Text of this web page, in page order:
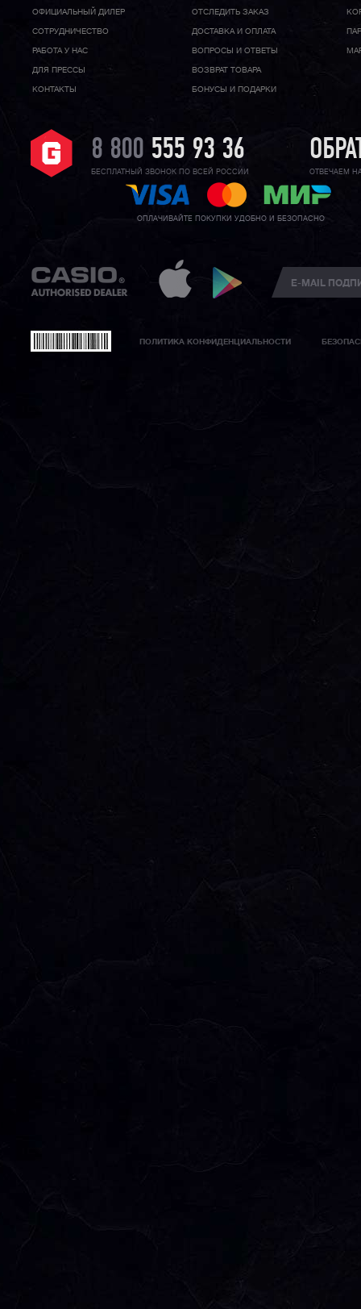
ОФИЦИАЛЬНЫЙ ДИЛЕР
CОТРУДНИЧЕСТВО
РАБОТА У НАС
ДЛЯ ПРЕССЫ
КОНТАКТЫ
ОТСЛЕДИТЬ ЗАКАЗ
ДОСТАВКА И ОПЛАТА
ВОПРОСЫ И ОТВЕТЫ
ВОЗВРАТ ТОВАРА
БОНУСЫ И ПОДАРКИ
8 800 555 93 36
БЕСПЛАТНЫЙ ЗВОНОК ПО ВСЕЙ РОССИИ ОТВЕЧАЕМ
ОПЛАЧИВАЙТЕ ПОКУПКИ УДОБНО И БЕЗОПАСНО
ПОЛИТИКА КОНФИДЕНЦИАЛЬНОСТИ